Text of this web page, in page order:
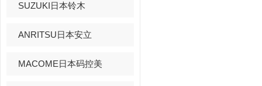
SUZUKI日本铃木
ANRITSU日本安立
MACOME日本码控美